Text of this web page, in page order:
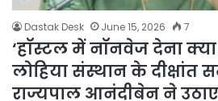
Dastak Desk June 15, 2026 7
‘हॉस्टल में नॉनवेज देना क्या
लोहिया संस्थान के दीक्षांत
राज्यपाल आनंदीबेन ने